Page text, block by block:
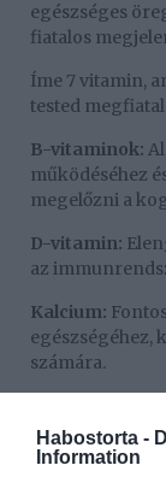
Habostorta -
Information
egészséges
fiatalos
Íme 7 vitamin,
tested
B-vitaminok:
működéséhez
megelőzni a
D-vitamin:
az
Kalcium:
egészségéhez,
számára.
javítják a szív